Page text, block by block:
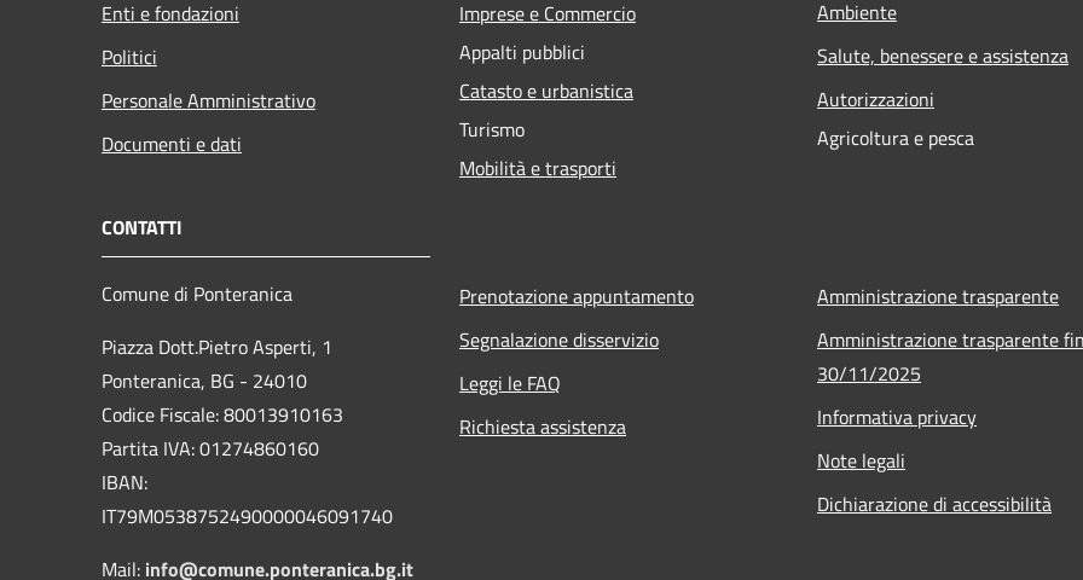
Enti e fondazioni
Politici
Personale Amministrativo
Documenti e dati
Imprese e Commercio
Appalti pubblici
Catasto e urbanistica
Turismo
Mobilità e trasporti
Ambiente
Salute, benessere e assistenza
Autorizzazioni
Agricoltura e pesca
CONTATTI
Comune di Ponteranica
Piazza Dott.Pietro Asperti, 1
Ponteranica, BG - 24010
Codice Fiscale: 80013910163
Partita IVA: 01274860160
IBAN:
IT79M0538752490000046091740
Mail: info@comune.ponteranica.bg.it
Prenotazione appuntamento
Segnalazione disservizio
Leggi le FAQ
Richiesta assistenza
Amministrazione trasparente
Amministrazione trasparente
30/11/2025
Informativa privacy
Note legali
Dichiarazione di accessibilità